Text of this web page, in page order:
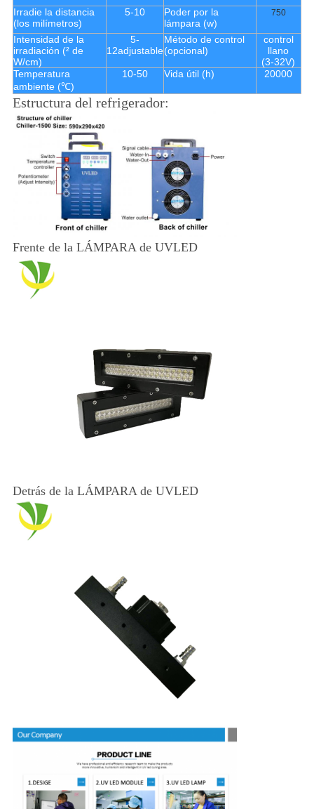
Irradie la distancia
(los milímetros)
5-10
Poder por la
lámpara (w)
750
Intensidad de la
irradiación (² de
W/cm)
5-
12adjustable
Método de control
(opcional)
control
llano
(3-32V)
Temperatura
ambiente (℃)
10-50 Vida útil (h) 20000
Estructura del refrigerador:
Frente de la LÁMPARA de UVLED
Detrás de la LÁMPARA de UVLED